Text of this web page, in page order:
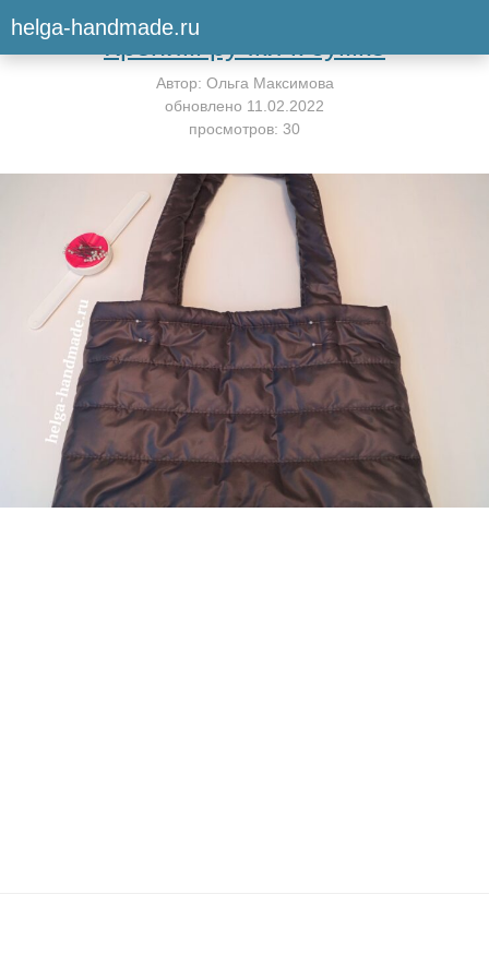
helga-handmade.ruВернуться к мастер-классу
Крепим ручки к сумке
Автор: Ольга Максимова
обновлено 11.02.2022
просмотров: 30